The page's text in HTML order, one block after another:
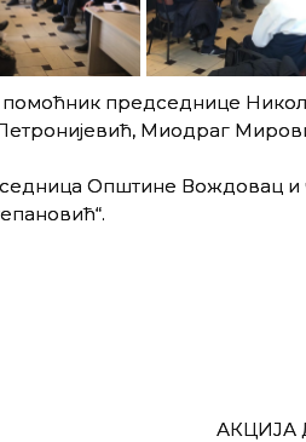
председнице
Миодраг
Општине Вождовац и